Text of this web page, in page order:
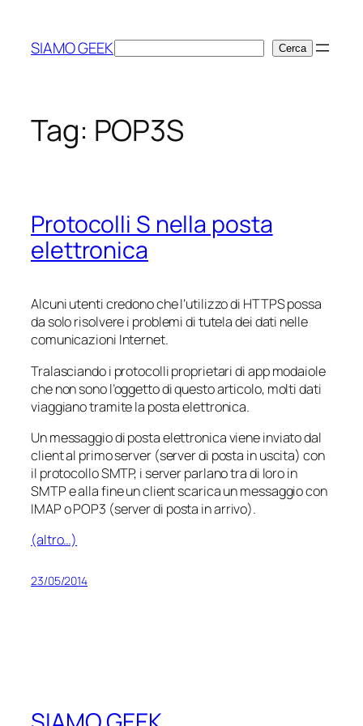
contenuto
SIAMO GEEKCerca Cerca
Tag: POP3S
Protocolli S nella posta
elettronica
Alcuni utenti credono che l’utilizzo di HTTPS possa
da solo risolvere i problemi di tutela dei dati nelle
comunicazioni Internet.
Tralasciando i protocolli proprietari diappmodaiole
che non sono l’oggetto di questo articolo, molti dati
viaggiano tramite la posta elettronica.
Un messaggio di posta elettronica viene inviato dal
client al primo server (server di posta in uscita) con
il protocollo SMTP, i server parlano tra di loro in
SMTP e alla fine un client scarica un messaggio con
IMAP o POP3 (server di posta in arrivo).
(altro…)
23/05/2014